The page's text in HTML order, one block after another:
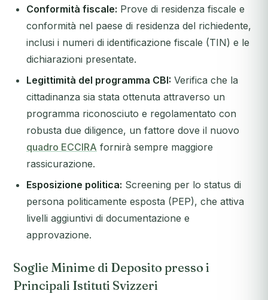
Conformità fiscale: Prove di residenza fiscale e
conformità nel paese di residenza del richiedente,
inclusi i numeri di identificazione fiscale (TIN) e le
dichiarazioni presentate.
Legittimità del programma CBI: Verifica che la
cittadinanza sia stata ottenuta attraverso un
programma riconosciuto e regolamentato con
robusta due diligence, un fattore dove il nuovo
quadro ECCIRA fornirà sempre maggiore
rassicurazione.
Esposizione politica: Screening per lo status di
persona politicamente esposta (PEP), che attiva
livelli aggiuntivi di documentazione e
approvazione.
Soglie Minime di Deposito presso i
Principali Istituti Svizzeri